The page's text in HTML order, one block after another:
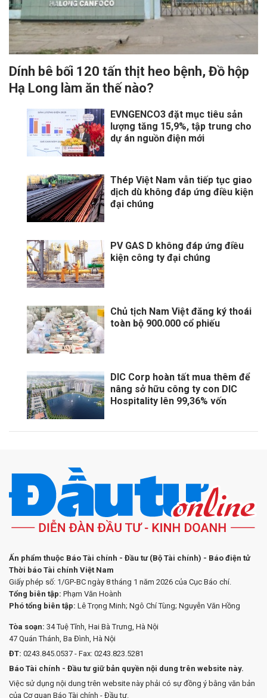
Dính bê bối 120 tấn thịt heo bệnh, Đồ hộp
Hạ Long làm ăn thế nào?
EVNGENCO3 đặt mục tiêu sản
lượng tăng 15,9%, tập trung cho
dự án nguồn điện mới
Thép Việt Nam vẫn tiếp tục giao
dịch dù không đáp ứng điều kiện
đại chúng
PV GAS D không đáp ứng điều
kiện công ty đại chúng
Chủ tịch Nam Việt đăng ký thoái
toàn bộ 900.000 cổ phiếu
DIC Corp hoàn tất mua thêm để
nâng sở hữu công ty con DIC
Hospitality lên 99,36% vốn
Ấn phẩm thuộc Báo Tài chính - Đầu tư (Bộ Tài chính) - Báo điện tử
Thời báo Tài chính Việt Nam
Giấy phép số: 1/GP-BC ngày 8 tháng 1 năm 2026 của Cục Báo chí.
Tổng biên tập: Phạm Văn Hoành
Phó tổng biên tập: Lê Trọng Minh; Ngô Chí Tùng; Nguyễn Văn Hồng
Tòa soạn: 34 Tuệ Tĩnh, Hai Bà Trưng, Hà Nội
47 Quán Thánh, Ba Đình, Hà Nội
ĐT: 0243.845.0537 - Fax: 0243.823.5281
Báo Tài chính - Đầu tư giữ bản quyền nội dung trên website này.
Việc sử dụng nội dung trên website này phải có sự đồng ý bằng văn bản
của Cơ quan Báo Tài chính - Đầu tư.